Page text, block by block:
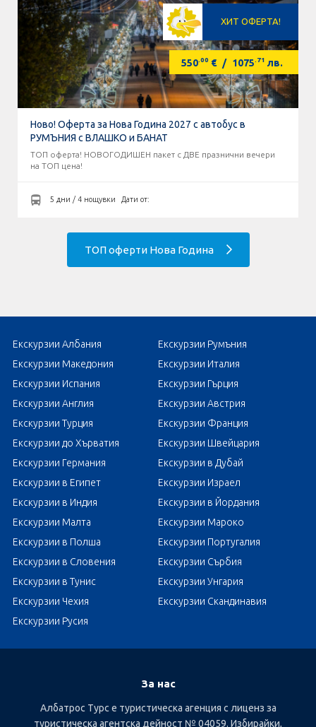
ХИТ ОФЕРТА!
550.00 € / 1075.71 лв.
Ново! Оферта за Нова Година 2027 с автобус в
РУМЪНИЯ с ВЛАШКО и БАНАТ
ТОП оферта! НОВОГОДИШЕН пакет с ДВЕ празнични вечери
на ТОП цена!
5 дни / 4 нощувки Дати от:
ТОП оферти Нова Година
Екскурзии Албания
Екскурзии Румъния
Екскурзии Македония
Екскурзии Италия
Екскурзии Испания
Екскурзии Гърция
Екскурзии Англия
Екскурзии Австрия
Екскурзии Турция
Екскурзии Франция
Екскурзии до Хърватия
Екскурзии Швейцария
Екскурзии Германия
Екскурзии в Дубай
Екскурзии в Египет
Екскурзии Израел
Екскурзии в Индия
Екскурзии в Йордания
Екскурзии Малта
Екскурзии Мароко
Екскурзии в Полша
Екскурзии Португалия
Екскурзии в Словения
Екскурзии Сърбия
Екскурзии в Тунис
Екскурзии Унгария
Екскурзии Чехия
Екскурзии Скандинавия
Екскурзии Русия
За нас
Албатрос Турс е туристическа агенция с лиценз за
туристическа агентска дейност № 04059. Избирайки,